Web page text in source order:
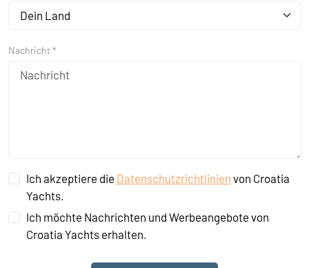
Dein Land
Nachricht *
Ich akzeptiere die Datenschutzrichtlinien von Croatia
Yachts.
Ich möchte Nachrichten und Werbeangebote von
Croatia Yachts erhalten.